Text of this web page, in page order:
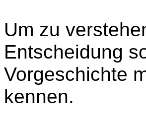
Um zu
Entscheidung
Vorgeschichte
kennen.